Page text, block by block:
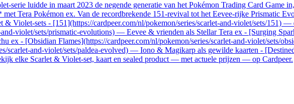
serie luidde in maart 2023 de negende generatie van het Pokémon Trading Card Game
Tera Pokémon ex. Van de recordbrekende 151-revival tot het Eevee-rijke Prismatic
& Violet-sets - [151](https://cardpeer.com/nl/pokemon/series/scarlet-and-violet/sets/151)
violet/sets/prismatic-evolutions) — Eevee & vrienden als Stellar Tera ex - [Surging
ex - [Obsidian Flames](https://cardpeer.com/nl/pokemon/series/scarlet-and-violet/sets/
scarlet-and-violet/sets/paldea-evolved) — Iono & Magikarp als gewilde kaarten -
elke Scarlet & Violet-set, kaart en sealed product — met actuele prijzen — op Cardpeer.